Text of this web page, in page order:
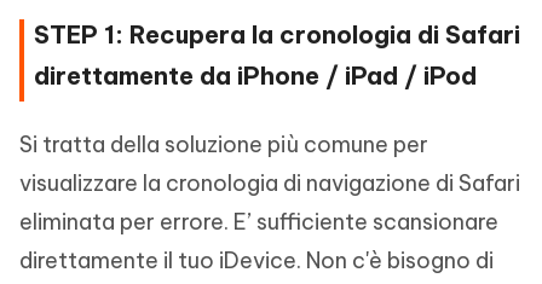
STEP 1: Recupera la cronologia di Safari
direttamente da iPhone / iPad / iPod
Si tratta della soluzione più comune per
visualizzare la cronologia di navigazione di Safari
eliminata per errore. E’ sufficiente scansionare
direttamente il tuo iDevice. Non c'è bisogno di